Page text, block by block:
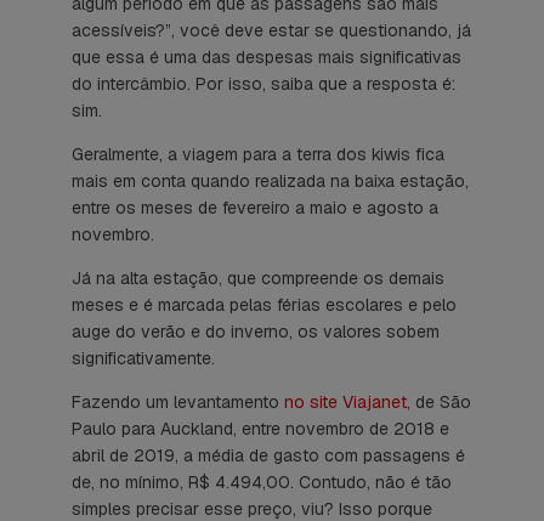
acessíveis?”, você deve estar se questionando, já
que essa é uma das despesas mais significativas
do intercâmbio. Por isso, saiba que a resposta é:
sim.
Geralmente, a viagem para a terra dos kiwis fica
mais em conta quando realizada na baixa estação,
entre os meses de fevereiro a maio e agosto a
novembro.
Já na alta estação, que compreende os demais
meses e é marcada pelas férias escolares e pelo
auge do verão e do inverno, os valores sobem
significativamente.
Fazendo um levantamento no site Viajanet, de São
Paulo para Auckland, entre novembro de 2018 e
abril de 2019, a média de gasto com passagens é
de, no mínimo, R$ 4.494,00. Contudo, não é tão
simples precisar esse preço, viu? Isso porque